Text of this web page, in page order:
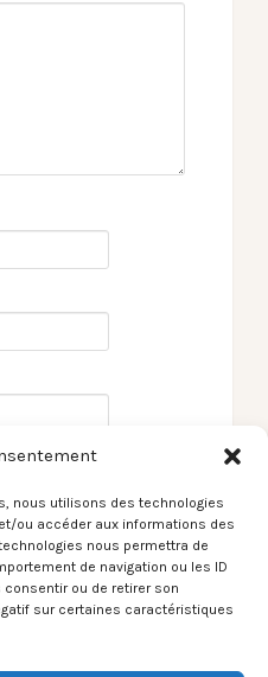
nous utilisons des technologies
ou accéder aux informations des
nous permettra de
de navigation ou les ID
ou de retirer son
sur certaines caractéristiques
[Le Son du moment]
About Me Being A